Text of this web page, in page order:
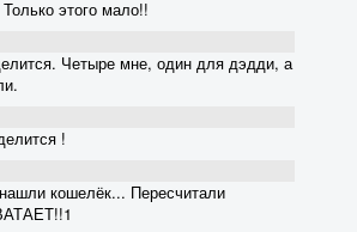
этого мало!!
Четыре мне, один для дэдди, а
!
кошелёк... Пересчитали